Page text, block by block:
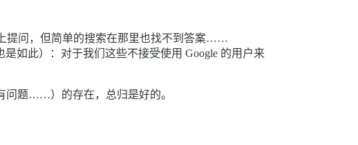
提问，但简单的搜索在那里也找不到答案……
如此）：对于我们这些不接受使用 Google 的用户来
问题……）的存在，总归是好的。